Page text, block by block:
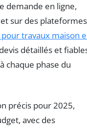
demande en ligne,
sur des plateformes
travaux maison
détaillés et
chaque phase du